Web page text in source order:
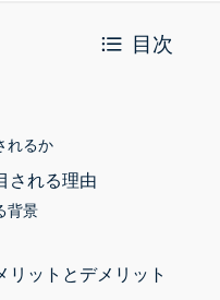
目次
れるか
される理由
背景
リットとデメリット